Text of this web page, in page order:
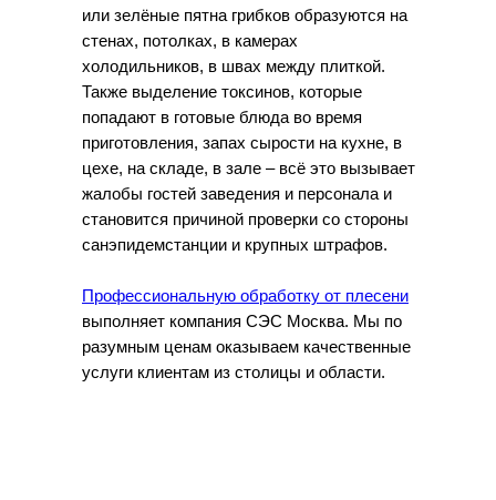
или зелёные пятна грибков образуются на
стенах, потолках, в камерах
холодильников, в швах между плиткой.
Также выделение токсинов, которые
попадают в готовые блюда во время
приготовления, запах сырости на кухне, в
цехе, на складе, в зале – всё это вызывает
жалобы гостей заведения и персонала и
становится причиной проверки со стороны
санэпидемстанции и крупных штрафов.
Профессиональную обработку от плесени
выполняет компания СЭС Москва. Мы по
разумным ценам оказываем качественные
услуги клиентам из столицы и области.